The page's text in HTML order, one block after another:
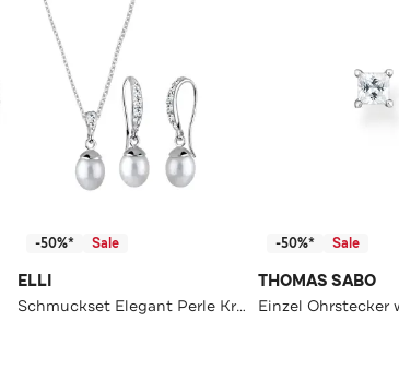
-50%* Sale
ELLI
Schmuckset Elegant Perle Kristalle 925 Silber Silber
-50%* Sale
THOMAS SABO